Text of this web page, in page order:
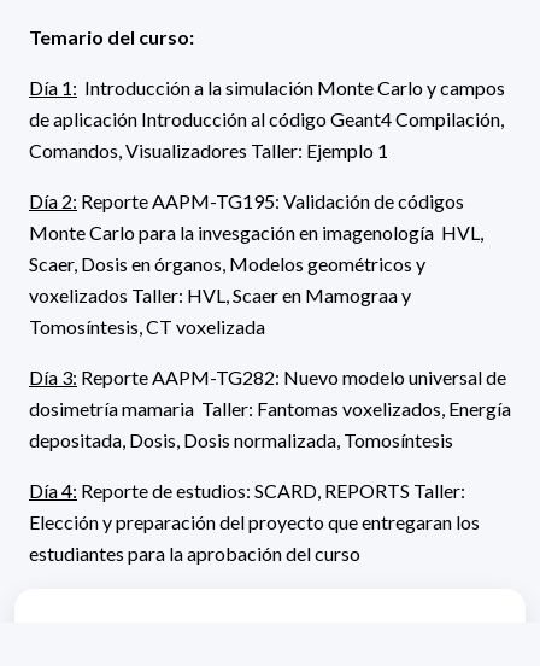
Temario del curso:
Día 1: Introducción a la simulación Monte Carlo y campos
de aplicación Introducción al código Geant4 Compilación,
Comandos, Visualizadores Taller: Ejemplo 1
Día 2: Reporte AAPM-TG195: Validación de códigos
Monte Carlo para la invesgación en imagenología HVL,
Scaer, Dosis en órganos, Modelos geométricos y
voxelizados Taller: HVL, Scaer en Mamograa y
Tomosíntesis, CT voxelizada
Día 3: Reporte AAPM-TG282: Nuevo modelo universal de
dosimetría mamaria Taller: Fantomas voxelizados, Energía
depositada, Dosis, Dosis normalizada, Tomosíntesis
Día 4: Reporte de estudios: SCARD, REPORTS Taller:
Elección y preparación del proyecto que entregaran los
estudiantes para la aprobación del curso